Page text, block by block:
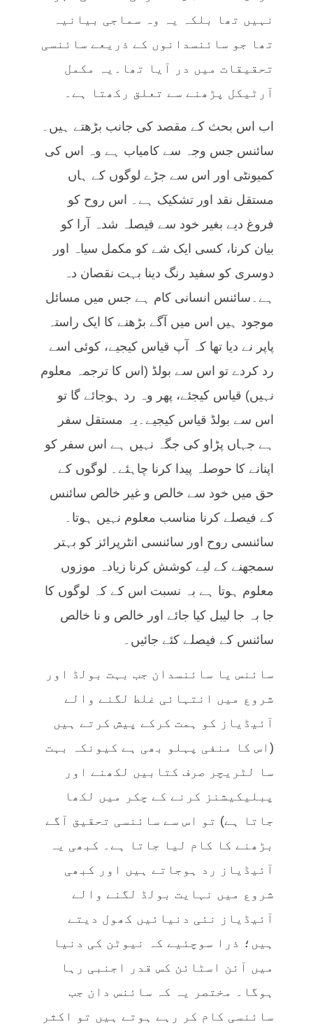
نہیں تھا بلکہ یہ وہ سماجی بیانیہ
تھا جو سائنسدانوں کے ذریعے سائنسی
تحقیقات میں در آیا تھا۔یہ مکمل
آرٹیکل پڑھنے سے تعلق رکھتا ہے۔
اب اس بحث کے مقصد کی جانب بڑھتے ہیں۔
سائنس جس وجہ سے کامیاب ہے وہ اس کی
کمیونٹی اور اس سے جڑے لوگوں کے ہاں
مستقل نقد اور تشکیک ہے۔ اس روح کو
فروغ دیے بغیر خود سے فیصلہ شدہ آرا کو
بیان کرنا، کسی ایک شے کو مکمل سیاہ اور
دوسری کو سفید رنگ دینا بہت نقصان دہ
ہے۔سائنس انسانی کام ہے جس میں مسائل
موجود ہیں اس میں آگے بڑھنے کا ایک راستہ
پاپر نے دیا تھا کہ آپ قیاس کیجیے، کوئی اسے
رد کردے تو اس سے بولڈ (اس کا ترجمہ معلوم
نہیں) قیاس کیجئے، پھر وہ رد ہوجائے گا تو
اس سے بولڈ قیاس کیجیے۔یہ مستقل سفر
ہے جہاں پڑاو کی جگہ نہیں ہے اس سفر کو
اپنانے کا حوصلہ پیدا کرنا چاہئے۔ لوگوں کے
حق میں خود سے خالص و غیر خالص سائنس
کے فیصلے کرنا مناسب معلوم نہیں ہوتا۔
سائنسی روح اور سائنسی انٹرپرائز کو بہتر
سمجھنے کے لیے کوشش کرنا زیادہ موزوں
معلوم ہوتا ہے بہ نسبت اس کے کہ لوگوں کا
جا بہ جا لیبل کیا جائے اور خالص و نا خالص
سائنس کے فیصلے کئے جائیں۔
سائنس یا سائنسدان جب بہت بولڈ اور
شروع میں انتہائی غلط لگنے والے
آئیڈیاز کو ہمت کرکے پیش کرتے ہیں
(اس کا منفی پہلو بھی ہے کیونکہ بہت
سا لٹریچر صرف کتابیں لکھنے اور
پبلیکیشنز کرنے کے چکر میں لکھا
جاتا ہے) تو اس سے سائنسی تحقیق آگے
بڑھنے کا کام لیا جاتا ہے۔ کبھی یہ
آئیڈیاز رد ہوجاتے ہیں اور کبھی
شروع میں نہایت بولڈ لگنے والے
آئیڈیاز نئی دنیائیں کھول دیتے
ہیں؛ ذرا سوچئیے کہ نیوٹن کی دنیا
میں آئن اسٹائن کس قدر اجنبی رہا
ہوگا۔ مختصر یہ کہ سائنس دان جب
سائنسی کام کر رہے ہوتے ہیں تو اکثر